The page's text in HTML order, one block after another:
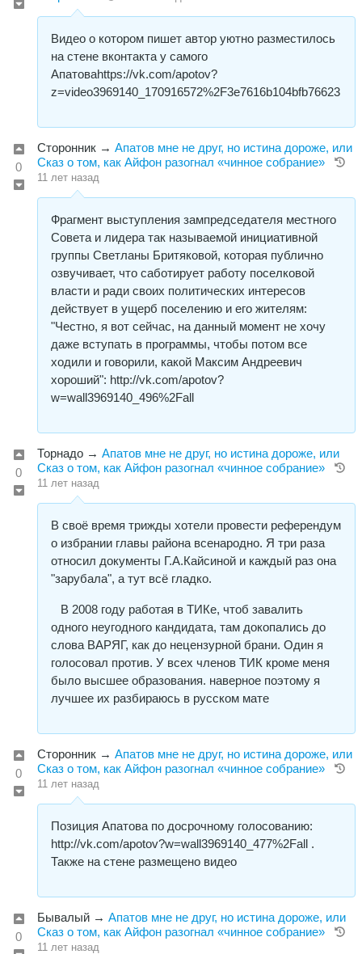
Видео о котором пишет автор уютно разместилось
на стене вконтакта у самого
Апатоваhttps://vk.com/apotov?
z=video3969140_170916572%2F3e7616b104bfb76623
0
Сторонник → Апатов мне не друг, но истина дороже, или
Сказ о том, как Айфон разогнал «чинное собрание»
11 лет назад
Фрагмент выступления зампредседателя местного
Совета и лидера так называемой инициативной
группы Светланы Бритяковой, которая публично
озвучивает, что саботирует работу поселковой
власти и ради своих политических интересов
действует в ущерб поселению и его жителям:
"Честно, я вот сейчас, на данный момент не хочу
даже вступать в программы, чтобы потом все
ходили и говорили, какой Максим Андреевич
хороший": http://vk.com/apotov?
w=wall3969140_496%2Fall
0
Торнадо → Апатов мне не друг, но истина дороже, или
Сказ о том, как Айфон разогнал «чинное собрание»
11 лет назад
В своё время трижды хотели провести референдум
о избрании главы района всенародно. Я три раза
относил документы Г.А.Кайсиной и каждый раз она
"зарубала", а тут всё гладко.
В 2008 году работая в ТИКе, чтоб завалить
одного неугодного кандидата, там докопались до
слова ВАРЯГ, как до нецензурной брани. Один я
голосовал против. У всех членов ТИК кроме меня
было высшее образования. наверное поэтому я
лучшее их разбираюсь в русском мате
0
Сторонник → Апатов мне не друг, но истина дороже, или
Сказ о том, как Айфон разогнал «чинное собрание»
11 лет назад
Позиция Апатова по досрочному голосованию:
http://vk.com/apotov?w=wall3969140_477%2Fall .
Также на стене размещено видео
0
Бывалый → Апатов мне не друг, но истина дороже, или
Сказ о том, как Айфон разогнал «чинное собрание»
11 лет назад